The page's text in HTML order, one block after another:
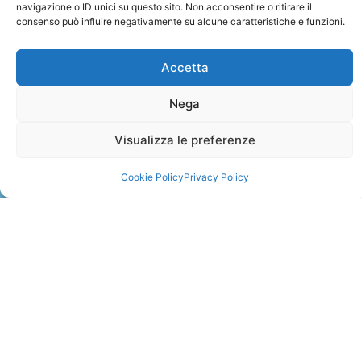
navigazione o ID unici su questo sito. Non acconsentire o ritirare il
consenso può influire negativamente su alcune caratteristiche e funzioni.
Accetta
Nega
Visualizza le preferenze
Cookie PolicyPrivacy Policy